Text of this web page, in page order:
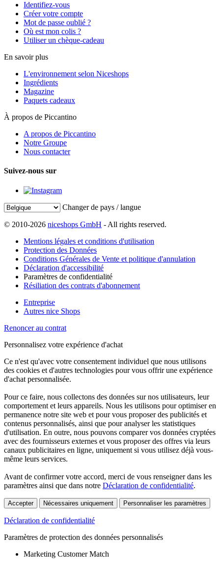
Identifiez-vous
Créer votre compte
Mot de passe oublié ?
Où est mon colis ?
Utiliser un chèque-cadeau
En savoir plus
L'environnement selon Niceshops
Ingrédients
Magazine
Paquets cadeaux
À propos de Piccantino
A propos de Piccantino
Notre Groupe
Nous contacter
Suivez-nous sur
Changer de pays / langue
© 2010-2026 niceshops GmbH - All rights reserved.
Mentions légales et conditions d'utilisation
Protection des Données
Conditions Générales de Vente et politique d'annulation
Déclaration d'accessibilité
Paramètres de confidentialité
Résiliation des contrats d'abonnement
Entreprise
Autres nice Shops
Renoncer au contrat
Personnalisez votre expérience d'achat
Ce n'est qu'avec votre consentement individuel que nous utilisons
des cookies et d'autres technologies pour vous offrir une expérience
d'achat personnalisée.
Pour ce faire, nous collectons des données sur nos utilisateurs, leur
comportement et leurs appareils. Nous les utilisons pour optimiser en
permanence notre site web et pour vous proposer des publicités et
contenus personnalisés, ainsi que pour analyser les statistiques
d'utilisation. En outre, nous pouvons comparer vos données cryptées
avec des fournisseurs externes et vous proposer des offres via leurs
canaux publicitaires en ligne, uniquement si vous utilisez déjà vous-
même leurs services.
Avant de confirmer votre accord, merci de vous renseigner dans les
paramètres ainsi que dans notre Déclaration de confidentialité.
Accepter Nécessaires uniquement Personnaliser les paramètres
Déclaration de confidentialité
Paramètres de protection des données personnalisés
Marketing Customer Match